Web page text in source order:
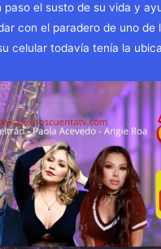
paso el susto de su vida y
con el paradero de uno de
celular todavía tenía la